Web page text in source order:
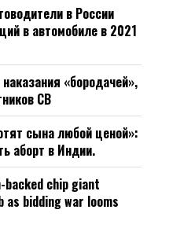
в России
в автомобиле в 2021
«бородачей»,
СВ
сына любой ценой»:
аборт в Индии.
backed chip giant
as bidding war looms